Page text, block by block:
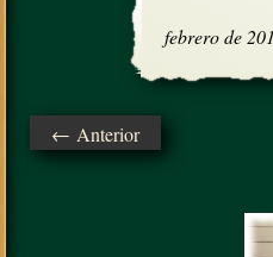
febrero de
← Anterior